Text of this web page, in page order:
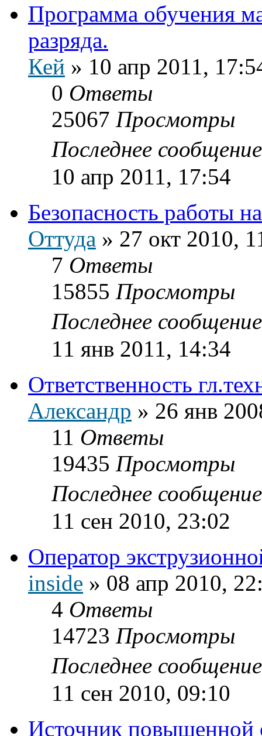
Программа обучения
разряда.
Кей » 10 апр 2011,
0 Ответы
25067 Просмотры
Последнее
10 апр 2011, 17:54
Безопасность работы
Оттуда » 27 окт 2010,
7 Ответы
15855 Просмотры
Последнее
11 янв 2011, 14:34
Ответственность
Александр » 26 янв
11 Ответы
19435 Просмотры
Последнее
11 сен 2010, 23:02
Оператор
inside » 08 апр 2010,
4 Ответы
14723 Просмотры
Последнее
11 сен 2010, 09:10
Источник повышенной